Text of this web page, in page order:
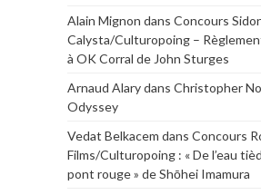
Alain Mignon dans Concours
Calysta/Culturopoing –
à OK Corral de John Sturges
Arnaud Alarydans Christopher
Odyssey
Vedat Belkacem dans Concours
Films/Culturopoing : « De l’eau
pont rouge » de Shōhei Imamura